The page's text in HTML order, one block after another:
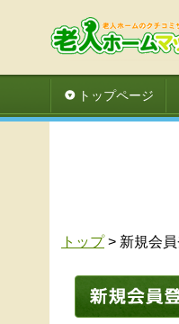
トップページ
トップ> 新規会